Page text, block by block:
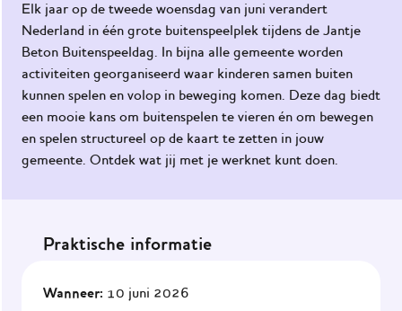
Elk jaar op de tweede woensdag van juni verandert
Nederland in één grote buitenspeelplek tijdens de Jantje
Beton Buitenspeeldag. In bijna alle gemeente worden
activiteiten georganiseerd waar kinderen samen buiten
kunnen spelen en volop in beweging komen. Deze dag biedt
een mooie kans om buitenspelen te vieren én om bewegen
en spelen structureel op de kaart te zetten in jouw
gemeente. Ontdek wat jij met je werknet kunt doen.
Praktische informatie
Wanneer: 10 juni 2026
Home
De
JOGG-
aanpak
KnGG-
omgeving